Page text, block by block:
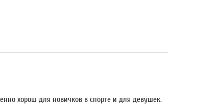
хорош для новичков в спорте и для девушек.